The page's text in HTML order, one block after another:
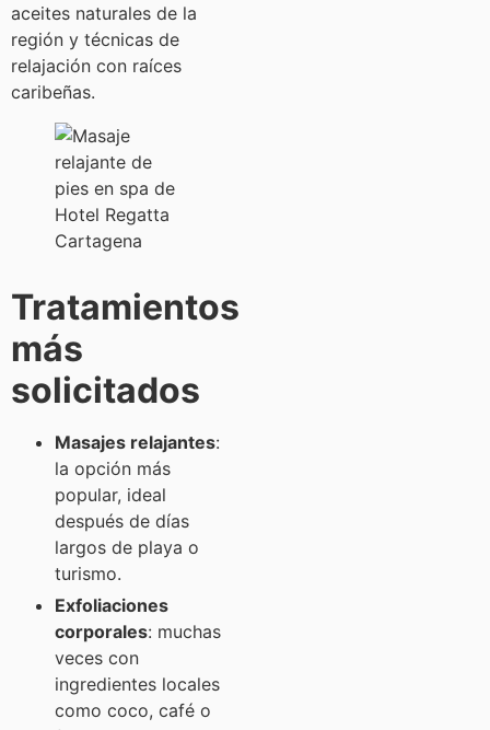
aceites naturales de la
región y técnicas de
relajación con raíces
caribeñas.
Tratamientos
más
solicitados
Masajes relajantes:
la opción más
popular, ideal
después de días
largos de playa o
turismo.
Exfoliaciones
corporales: muchas
veces con
ingredientes locales
como coco, café o